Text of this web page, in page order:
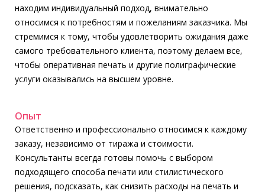
находим индивидуальный подход, внимательно
относимся к потребностям и пожеланиям заказчика. Мы
стремимся к тому, чтобы удовлетворить ожидания даже
самого требовательного клиента, поэтому делаем все,
чтобы оперативная печать и другие полиграфические
услуги оказывались на высшем уровне.
Опыт
Ответственно и профессионально относимся к каждому
заказу, независимо от тиража и стоимости.
Консультанты всегда готовы помочь с выбором
подходящего способа печати или стилистического
решения, подсказать, как снизить расходы на печать и